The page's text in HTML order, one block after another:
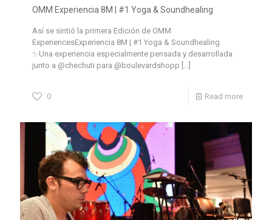
OMM Experiencia 8M | #1 Yoga & Soundhealing
Así se sintió la primera Edición de OMM
ExperiencesExperiencia 8M | #1 Yoga & Soundhealing
✨Una experiencia especialmente pensada y desarrollada
junto a @chechuti para @boulevardshopp […]
0 Read more